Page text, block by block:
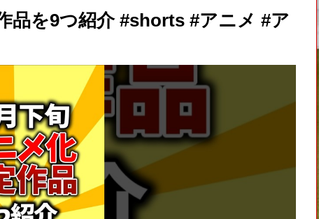
品を9つ紹介 #shorts #アニメ #ア